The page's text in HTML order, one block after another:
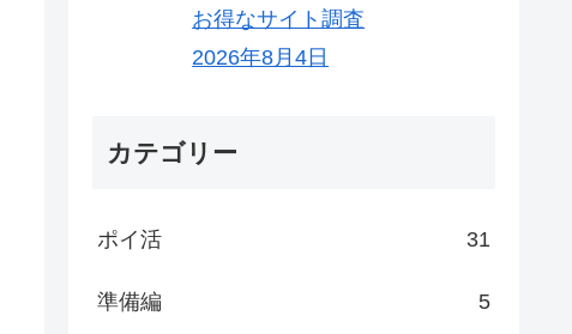
お得なサイト調査
2026年8月4日
カテゴリー
ポイ活 31
準備編 5